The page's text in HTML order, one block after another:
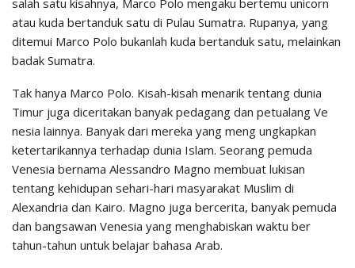
atau kuda bertanduk satu di Pulau Sumatra. Rupanya, yang
ditemui Marco Polo bukanlah kuda bertanduk satu, melainkan
badak Sumatra.
Tak hanya Marco Polo. Kisah-kisah menarik tentang dunia
Timur juga diceritakan banyak pedagang dan petualang Ve
nesia lainnya. Banyak dari mereka yang meng ungkapkan
ketertarikannya terhadap dunia Islam. Seorang pemuda
Venesia bernama Alessandro Magno membuat lukisan
tentang kehidupan sehari-hari masyarakat Muslim di
Alexandria dan Kairo. Magno juga bercerita, banyak pemuda
dan bangsawan Venesia yang menghabiskan waktu ber
tahun-tahun untuk belajar bahasa Arab.